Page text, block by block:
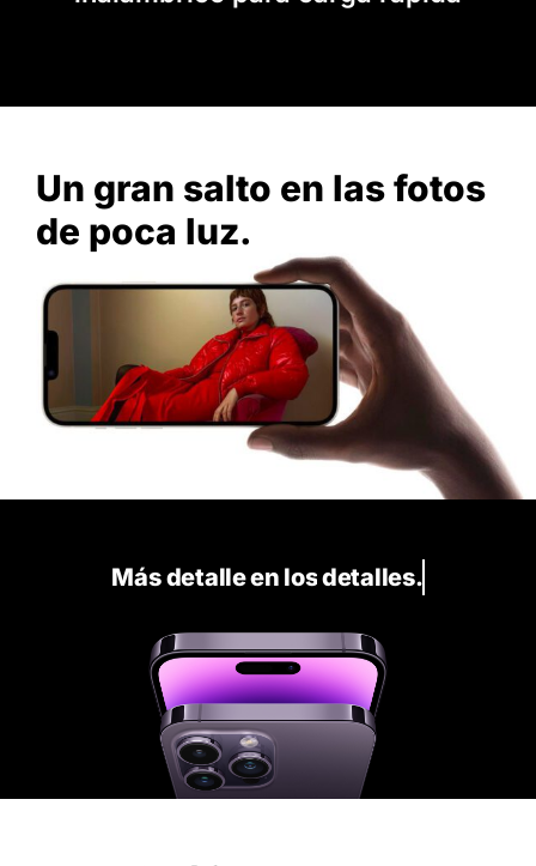
Un gran salto en las fotos
de poca luz.
Másdetalleen losdetalles.